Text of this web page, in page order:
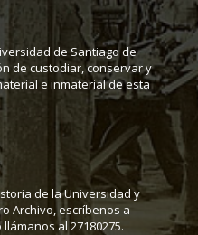
de Santiago de
de custodiar, conservar y
e inmaterial de esta
de la Universidad y
Archivo, escríbenos a
al 27180275.